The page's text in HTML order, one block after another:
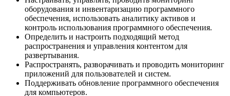
оборудования и инвентаризацию программного
обеспечения, использовать аналитику активов и
контроль использования программного обеспечения.
Определить и настроить подходящий метод
распространения и управления контентом для
развертывания.
Распространять, разворачивать и проводить мониторинг
приложений для пользователей и систем.
Поддерживать обновление программного обеспечения
для компьютеров.